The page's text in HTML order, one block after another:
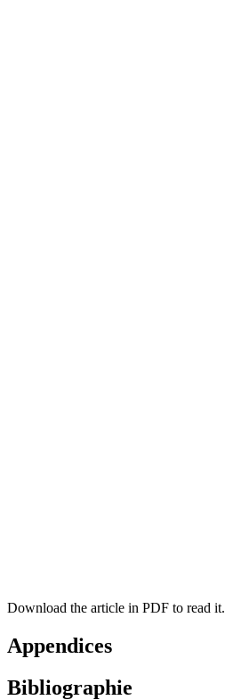
Download the article in PDF to read it.
Appendices
Bibliographie